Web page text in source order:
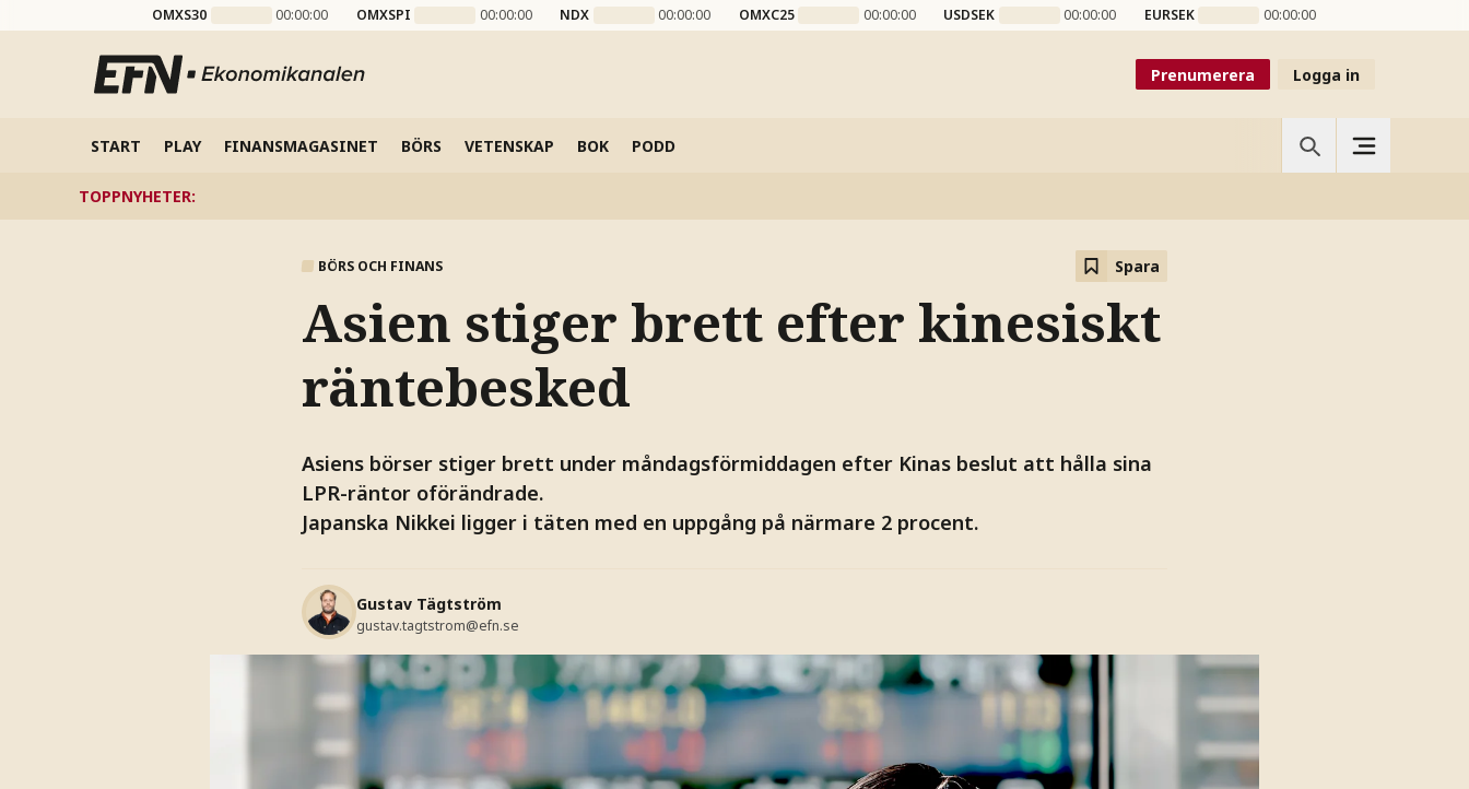
OMXS30 00:00:00 OMXSPI 00:00:00 NDX 00:00:00 OMXC25 00:00:00 USDSEK 00:00:00 EURSEK 00:00:00
Prenumerera Logga in
START PLAY FINANSMAGASINET BÖRS VETENSKAP BOK PODD
TOPPNYHETER:
BÖRS OCH FINANS Spara
Asien stiger brett efter kinesiskt
räntebesked
Asiens börser stiger brett under måndagsförmiddagen efter Kinas beslut att hålla sina
LPR-räntor oförändrade.
Japanska Nikkei ligger i täten med en uppgång på närmare 2 procent.
Gustav Tägtström
gustav.tagtstrom@efn.se